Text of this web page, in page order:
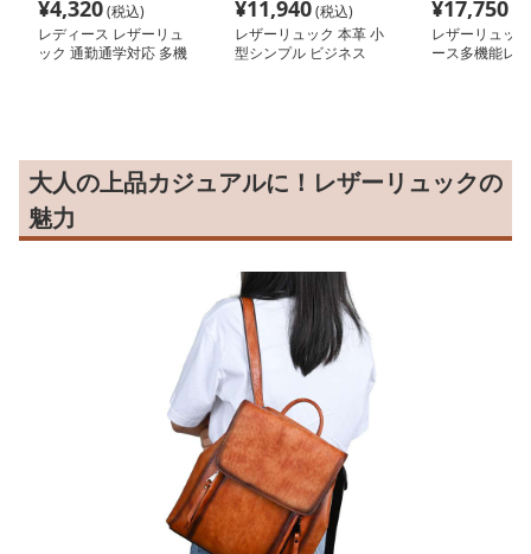
¥4,320(税込)
レディース レザーリュ
ック 通勤通学対応 多機
¥11,940(税込)
レザーリュック 本革 小
型シンプル ビジネス
¥17,750
レザーリュッ
ース多機能レ
大人の上品カジュアルに！レザーリュックの
魅力